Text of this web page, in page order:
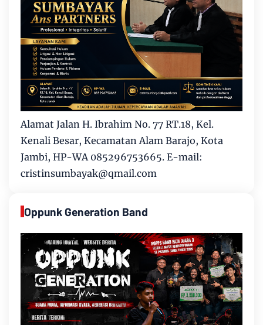
Alamat Jalan H. Ibrahim No. 77 RT.18, Kel.
Kenali Besar, Kecamatan Alam Barajo, Kota
Jambi, HP-WA 085296753665. E-mail:
cristinsumbayak@qmail.com
Oppunk Generation Band